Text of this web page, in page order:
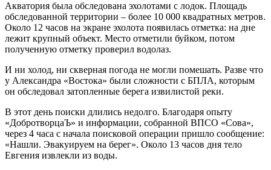
Акватория была обследована эхолотами с лодок. Площадь
обследованной территории – более 10 000 квадратных метров.
Около 12 часов на экране эхолота появилась отметка: на дне
лежит крупный объект. Место отметили буйком, потом
полученную отметку проверил водолаз.
И ни холод, ни скверная погода не могли помешать. Разве что
у Александра «Востока» были сложности с БПЛА, которым
он обследовал затопленные берега извилистой реки.
В этот день поиски длились недолго. Благодаря опыту
«ДобротворцаЪ» и информации, собранной ВПСО «Сова»,
через 4 часа с начала поисковой операции пришло сообщение:
«Нашли. Эвакуируем на берег». Около 13 часов дня тело
Евгения извлекли из воды.